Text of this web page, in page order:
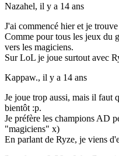
Nazahel, il y a 14 ans
J'ai commencé hier et je
Comme pour tous les jeux du
vers les magiciens.
Sur LoL je joue surtout avec
Kappaw., il y a 14 ans
Je joue trop aussi, mais il faut
bientôt :p.
Je préfère les champions AD
"magiciens" x)
En parlant de Ryze, je viens